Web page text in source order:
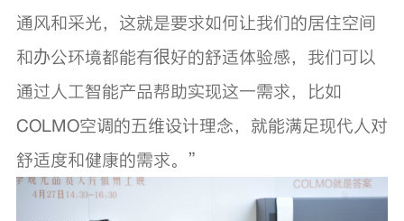
通风和采光，这就是要求如何让我们的居住空间
和办公环境都能有很好的舒适体验感，我们可以
通过人工智能产品帮助实现这一需求，比如
COLMO空调的五维设计理念，就能满足现代人对
舒适度和健康的需求。”